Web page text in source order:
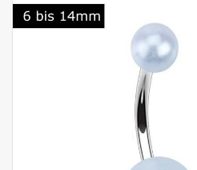
Gutscheine